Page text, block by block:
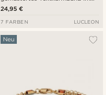
Surfer-Style
24,95 €
7 FARBEN LUCLEON
Neu